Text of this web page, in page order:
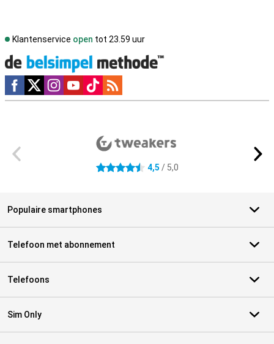
Klantenservice open tot 23.59 uur
Social media
4.5 sterren 4,5 / 5,0
Populaire smartphones
Telefoon met abonnement
Telefoons
Sim Only